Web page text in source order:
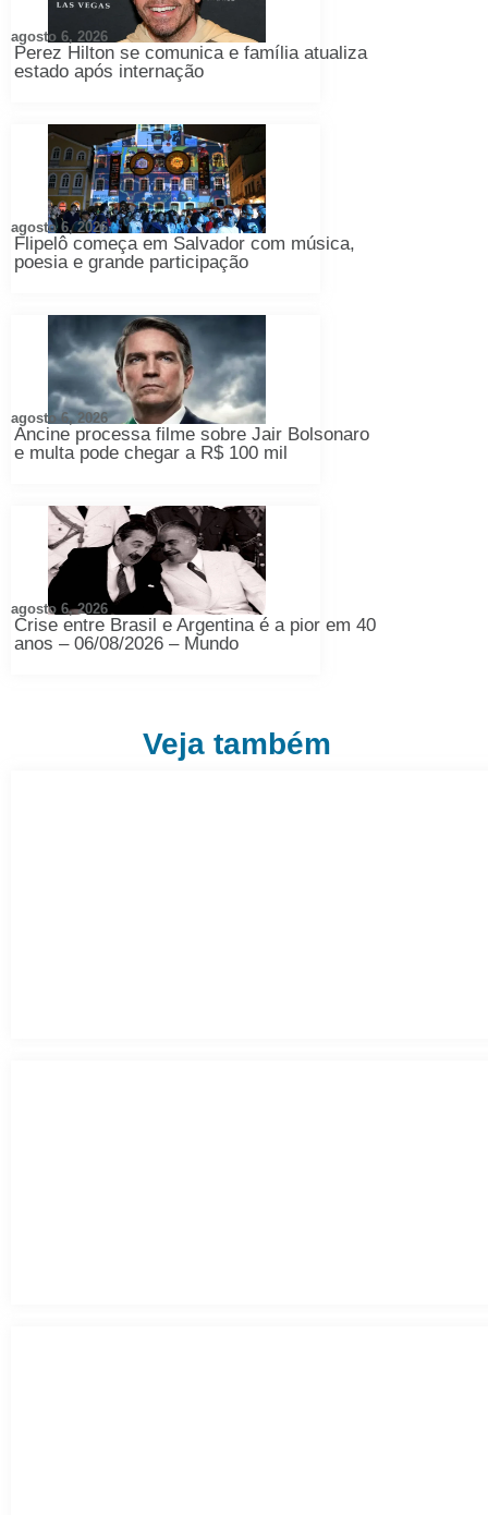
Perez Hilton se comunica e família atualiza
estado após internação
agosto 6, 2026
Flipelô começa em Salvador com música,
poesia e grande participação
agosto 6, 2026
Ancine processa filme sobre Jair Bolsonaro
e multa pode chegar a R$ 100 mil
agosto 6, 2026
Crise entre Brasil e Argentina é a pior em 40
anos – 06/08/2026 – Mundo
agosto 6, 2026
Veja também